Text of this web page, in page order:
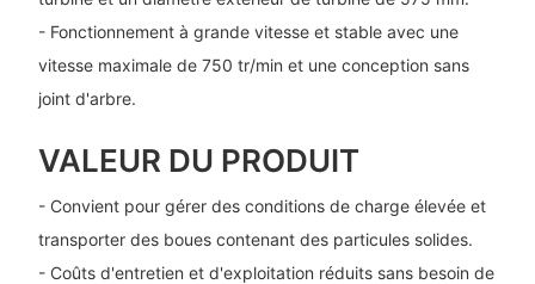
- Fonctionnement à grande vitesse et stable avec une
vitesse maximale de 750 tr/min et une conception sans
joint d'arbre.
VALEUR DU PRODUIT
- Convient pour gérer des conditions de charge élevée et
transporter des boues contenant des particules solides.
- Coûts d'entretien et d'exploitation réduits sans besoin de